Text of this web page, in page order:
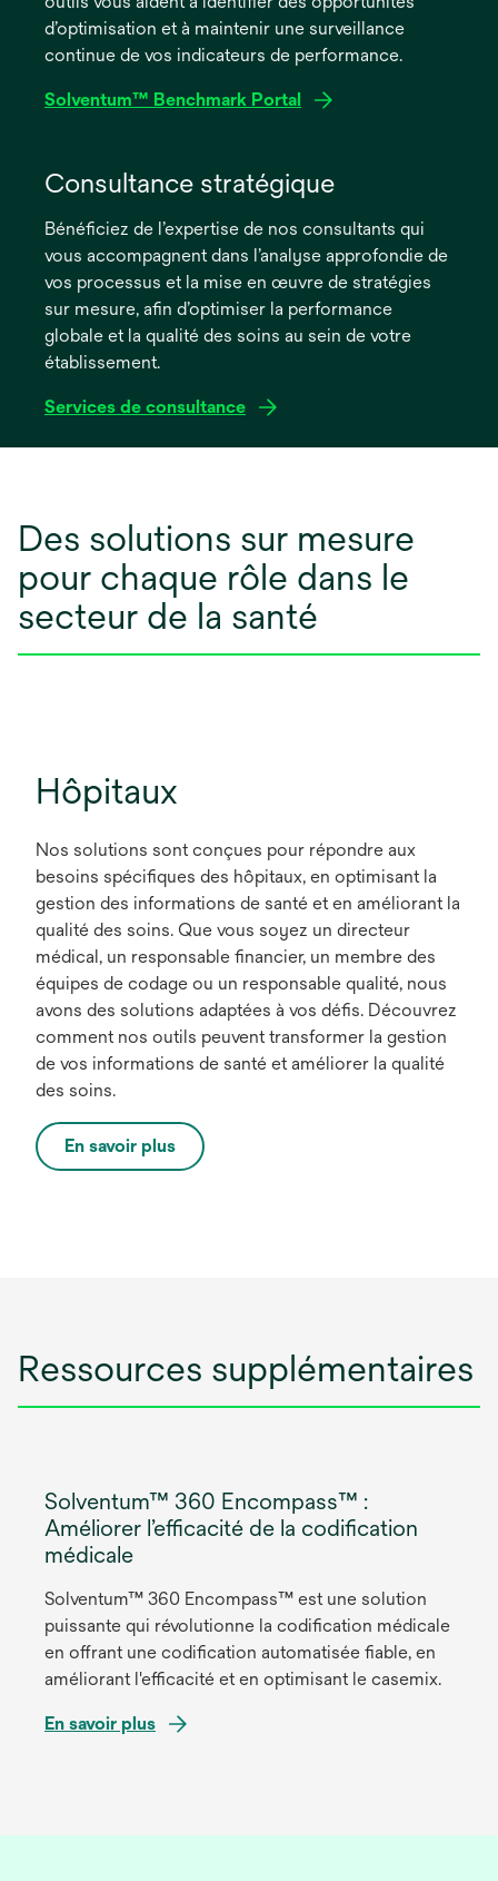
d’optimisation et à maintenir une surveillance
continue de vos indicateurs de performance.
Solventum™ Benchmark Portal
Consultance stratégique
Bénéficiez de l’expertise de nos consultants qui
vous accompagnent dans l’analyse approfondie de
vos processus et la mise en œuvre de stratégies
sur mesure, afin d’optimiser la performance
globale et la qualité des soins au sein de votre
établissement.
Services de consultance
Des solutions sur mesure
pour chaque rôle dans le
secteur de la santé
Hôpitaux
Nos solutions sont conçues pour répondre aux
besoins spécifiques des hôpitaux, en optimisant la
gestion des informations de santé et en améliorant la
qualité des soins. Que vous soyez un directeur
médical, un responsable financier, un membre des
équipes de codage ou un responsable qualité, nous
avons des solutions adaptées à vos défis. Découvrez
comment nos outils peuvent transformer la gestion
de vos informations de santé et améliorer la qualité
des soins.
En savoir plus
Ressources supplémentaires
Solventum™ 360 Encompass™ :
Améliorer l’efficacité de la codification
médicale
Solventum™ 360 Encompass™ est une solution
puissante qui révolutionne la codification médicale
en offrant une codification automatisée fiable, en
améliorant l'efficacité et en optimisant le casemix.
En savoir plus